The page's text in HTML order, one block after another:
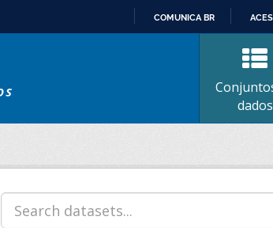
CONTEÚDO
COMUNICA BR
dados